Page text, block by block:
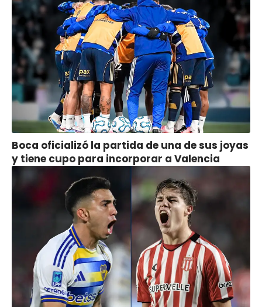
Boca oficializó la partida de una de sus joyas
y tiene cupo para incorporar a Valencia